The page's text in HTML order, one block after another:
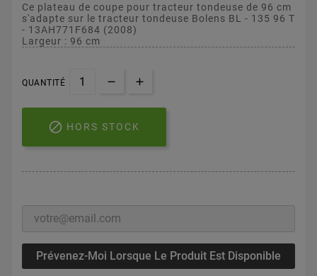
Ce plateau de coupe pour tracteur tondeuse de 96 cm
s'adapte sur le tracteur tondeuse Bolens BL - 135 96 T
- 13AH771F684 (2008)
Largeur : 96 cm
QUANTITÉ
 HORS STOCK
Prévenez-Moi Lorsque Le Produit Est Disponible